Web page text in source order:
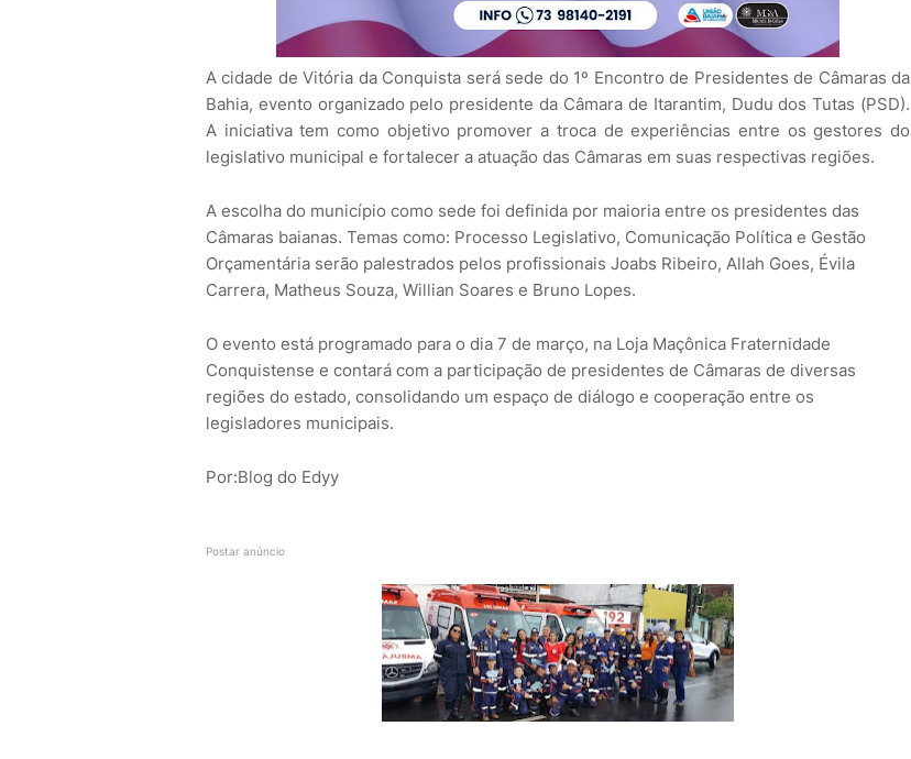
A cidade de Vitória da Conquista será sede do 1º Encontro de Presidentes de Câmaras da
Bahia, evento organizado pelo presidente da Câmara de Itarantim, Dudu dos Tutas (PSD).
A iniciativa tem como objetivo promover a troca de experiências entre os gestores do
legislativo municipal e fortalecer a atuação das Câmaras em suas respectivas regiões.
A escolha do município como sede foi definida por maioria entre os presidentes das
Câmaras baianas. Temas como: Processo Legislativo, Comunicação Política e Gestão
Orçamentária serão palestrados pelos profissionais Joabs Ribeiro, Allah Goes, Évila
Carrera, Matheus Souza, Willian Soares e Bruno Lopes.
O evento está programado para o dia 7 de março, na Loja Maçônica Fraternidade
Conquistense e contará com a participação de presidentes de Câmaras de diversas
regiões do estado, consolidando um espaço de diálogo e cooperação entre os
legisladores municipais.
Por:Blog do Edyy
Postar anúncio